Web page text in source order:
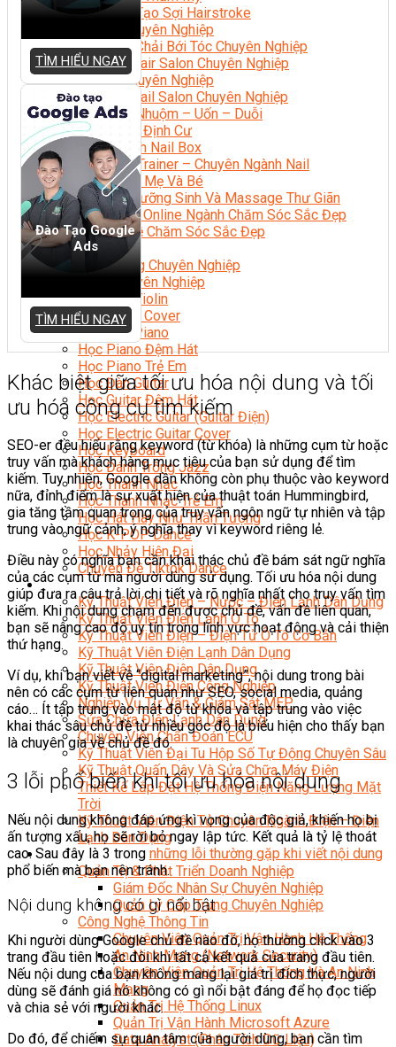
Kỹ Thuật Tạo Sợi Hairstroke
Barber Chuyên Nghiệp
Kỹ Thuật Chải Bới Tóc Chuyên Nghiệp
Quản Lý Hair Salon Chuyên Nghiệp
Nối Mi Chuyên Nghiệp
Quản Lý Nail Salon Chuyên Nghiệp
Kỹ Thuật Nhuộm – Uốn – Duỗi
Nail Salon Định Cư
Kinh Doanh Nail Box
Train The Trainer – Chuyên Ngành Nail
Chăm Sóc Mẹ Và Bé
Gội Đầu Dưỡng Sinh Và Massage Thư Giãn
Marketing Online Ngành Chăm Sóc Sắc Đẹp
Chuyên Đề Chăm Sóc Sắc Đẹp
Âm Nhạc
Nhạc Công Chuyên Nghiệp
Ca Sĩ Chuyên Nghiệp
Học Đàn Violin
Học Violin Cover
Học Đàn Piano
Học Piano Đệm Hát
Học Piano Trẻ Em
Học Đàn Guitar
Học Guitar Đệm Hát
Học Electric Guitar (Guitar Điện)
Học Electric Guitar Cover
Học Keyboard
Học Đánh Trống Jazz
Học Thanh Nhạc
Học Thanh Nhạc Trẻ Em
Học Hát Hay Như Thần Tượng
Học K-POP Dance
Học Nhảy Hiện Đại
Chuyên Đề Tiktok Dance
Kỹ Thuật – Công Nghệ
Kỹ Thuật Viên Điện – Nước – Điện Lạnh Dân Dụng
Kỹ Thuật Viên Điện Lạnh Ô Tô
Kỹ Thuật Viên Điện – Điện Tử Ô Tô Cơ Bản
Kỹ Thuật Viên Điện Lạnh Dân Dụng
Kỹ Thuật Viên Điện Dân Dụng
Kỹ Thuật Viên Điện Công Nghiệp
Nghiệp Vụ Tư Vấn & Giám Sát MEP
Sửa Chữa Điện Lạnh Dân Dụng
Chuyên Viên Chẩn Đoán ECU
Kỹ Thuật Viên Đại Tu Hộp Số Tự Động Chuyên Sâu
Kỹ Thuật Quấn Dây Và Sửa Chữa Máy Điện
Thiết Kế Lắp Đặt Hệ Thống Điện Năng Lượng Mặt
Trời
Kỹ Thuật Viên Điện Tử Chuyên Ngành Điện – Điện
Lạnh Dân Dụng
Ngành Khác
Quản Trị & Phát Triển Doanh Nghiệp
Giám Đốc Nhân Sự Chuyên Nghiệp
Quản Lý Cấp Trung Chuyên Nghiệp
Công Nghệ Thông Tin
Chuyên Viên Quản Trị Vận Hành Hệ Thống
An Ninh Mạng (Network Security)
Chuyên Viên Quản Trị Hệ Thống Và An Ninh
Mạng
Quản Trị Hệ Thống Linux
Quản Trị Vận Hành Microsoft Azure
Data Analyst (Phân Tích Dữ Liệu)
TÌM HIỂU NGAY
Đào Tạo Google
Ads
TÌM HIỂU NGAY
Khác biệt giữa tối ưu hóa nội dung và tối
ưu hóa công cụ tìm kiếm
SEO-er đều hiểu rằng keyword (từ khóa) là những cụm từ hoặc
truy vấn mà khách hàng mục tiêu của bạn sử dụng để tìm
kiếm. Tuy nhiên, Google dần không còn phụ thuộc vào keyword
nữa, đỉnh điểm là sự xuất hiện của thuật toán Hummingbird,
gia tăng tầm quan trọng của truy vấn ngôn ngữ tự nhiên và tập
trung vào ngữ cảnh, ý nghĩa thay vì keyword riêng lẻ.
Điều này có nghĩa bạn cần khai thác chủ đề bám sát ngữ nghĩa
của các cụm từ mà người dùng sử dụng. Tối ưu hóa nội dung
giúp đưa ra câu trả lời chi tiết và rõ nghĩa nhất cho truy vấn tìm
kiếm. Khi nội dung chạm đến được chủ đề, vấn đề liên quan,
bạn sẽ nâng cao độ uy tín trong lĩnh vực hoạt động và cải thiện
thứ hạng.
Ví dụ, khi bạn viết về “digital marketing”, nội dung trong bài
nên có các cụm từ liên quan như SEO, social media, quảng
cáo… Ít tập trung vào mật độ từ khóa và tập trung vào việc
khai thác sâu chủ đề từ nhiều góc độ là biểu hiện cho thấy bạn
là chuyên gia về chủ đề đó.
3 lỗi phổ biến khi tối ưu hóa nội dung
Nếu nội dung không đáp ứng kì vọng của độc giả, khiến họ bị
ấn tượng xấu, họ sẽ rời bỏ ngay lập tức. Kết quả là tỷ lệ thoát
cao. Sau đây là 3 trong những lỗi thường gặp khi viết nội dung
phổ biến mà bạn nên tránh.
Nội dung không có gì nổi bật
Khi người dùng Google chủ đề nào đó, họ thường click vào 3
trang đầu tiên hoặc đôi khi tất cả kết quả của trang đầu tiên.
Nếu nội dung của bạn không mang lại giá trị đích thực, người
dùng sẽ đánh giá nó không có gì nổi bật đáng để họ đọc tiếp
và chia sẻ với người khác.
Do đó, để chiếm sự quan tâm của người dùng, bạn cần tìm